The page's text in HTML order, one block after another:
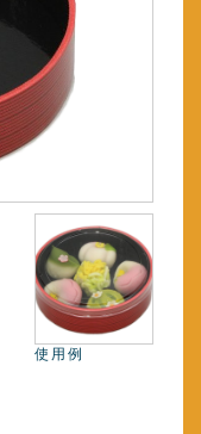
使用例